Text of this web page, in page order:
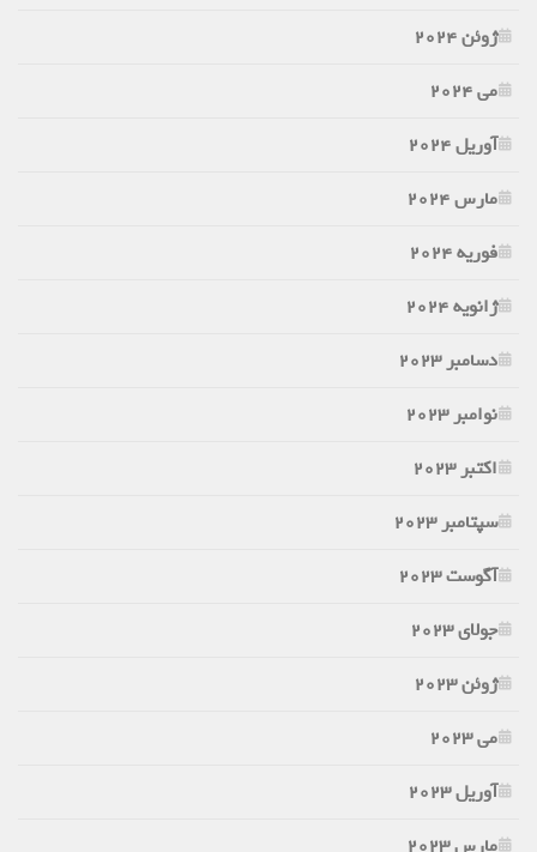
ژوئن 2024
می 2024
آوریل 2024
مارس 2024
فوریه 2024
ژانویه 2024
دسامبر 2023
نوامبر 2023
اکتبر 2023
سپتامبر 2023
آگوست 2023
جولای 2023
ژوئن 2023
می 2023
آوریل 2023